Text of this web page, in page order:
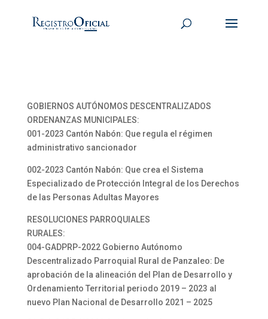
GOBIERNOS AUTÓNOMOS DESCENTRALIZADOS
ORDENANZAS MUNICIPALES:
001-2023 Cantón Nabón: Que regula el régimen
administrativo sancionador
002-2023 Cantón Nabón: Que crea el Sistema
Especializado de Protección Integral de los Derechos
de las Personas Adultas Mayores
RESOLUCIONES PARROQUIALES
RURALES:
004-GADPRP-2022 Gobierno Autónomo
Descentralizado Parroquial Rural de Panzaleo: De
aprobación de la alineación del Plan de Desarrollo y
Ordenamiento Territorial periodo 2019 – 2023 al
nuevo Plan Nacional de Desarrollo 2021 – 2025